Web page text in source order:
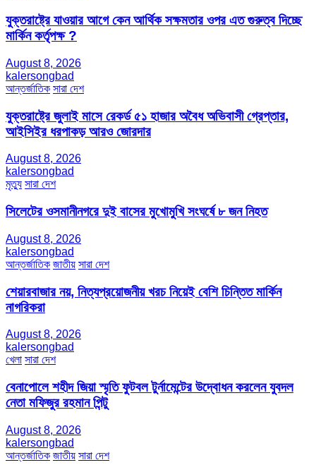
যুক্তরাষ্ট্রে যাওয়ার আগে কেন আর্থিক সক্ষমতার ওপর এত গুরুত্ব দিচ্ছে
মার্কিন কর্তৃপক্ষ ?
August 8, 2026
kalersongbad
আন্তর্জাতিক সারা দেশ
যুক্তরাষ্ট্রে জুলাই মাসে রেকর্ড ৫১ হাজার অবৈধ অভিবাসী গ্রেপ্তার,
আইসিইর ধরপাকড় আরও জোরদার
August 8, 2026
kalersongbad
মৃত্যু সারা দেশ
সিলেটের ওসমানীনগরে দুই বাসের মুখোমুখি সংঘর্ষে ৮ জন নিহত
August 8, 2026
kalersongbad
আন্তর্জাতিক জাতীয় সারা দেশ
শেয়ারবাজার নয়, নিত্যপ্রয়োজনীয় খরচ নিয়েই বেশি চিন্তিত মার্কিন
নাগরিকরা
August 8, 2026
kalersongbad
খেলা সারা দেশ
বেনাপোলে শহীদ জিয়া স্মৃতি ফুটবল টুর্নামেন্টের উদ্বোধন করলেন যুবদল
নেতা মফিজুর রহমান পিন্টু
August 8, 2026
kalersongbad
আন্তর্জাতিক জাতীয় সারা দেশ